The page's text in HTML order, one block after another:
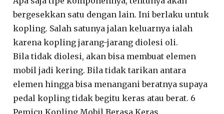
bergesekkan satu dengan lain. Ini berlaku untuk
kopling. Salah satunya jalan keluarnya ialah
karena kopling jarang-jarang diolesi oli.
Bila tidak diolesi, akan bisa membuat elemen
mobil jadi kering. Bila tidak tarikan antara
elemen hingga bisa menangani beratnya supaya
pedal kopling tidak begitu keras atau berat. 6
Pemicu Kopling Mobil Berasa Keras.